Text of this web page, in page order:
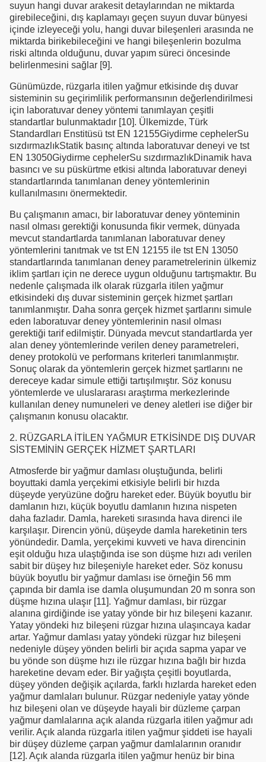
suyun hangi duvar arakesit detaylarından ne miktarda
girebileceğini, dış kaplamayı geçen suyun duvar bünyesi
içinde izleyeceği yolu, hangi duvar bileşenleri arasında ne
miktarda birikebileceğini ve hangi bileşenlerin bozulma
riski altında olduğunu, duvar yapım süreci öncesinde
belirlenmesini sağlar [9].
Günümüzde, rüzgarla itilen yağmur etkisinde dış duvar
sisteminin su geçirimlilik performansının değerlendirilmesi
için laboratuvar deney yöntemi tanımlayan çeşitli
standartlar bulunmaktadır [10]. Ülkemizde, Türk
Standardları Enstitüsü tst EN 12155Giydirme cephelerSu
sızdırmazlıkStatik basınç altında laboratuvar deneyi ve tst
EN 13050Giydirme cephelerSu sızdırmazlıkDinamik hava
basıncı ve su püskürtme etkisi altında laboratuvar deneyi
standartlarında tanımlanan deney yöntemlerinin
kullanılmasını önermektedir.
Bu çalışmanın amacı, bir laboratuvar deney yönteminin
nasıl olması gerektiği konusunda fikir vermek, dünyada
mevcut standartlarda tanımlanan laboratuvar deney
yöntemIerini tanıtmak ve tst EN 12155 ile tst EN 13050
standartlarında tanımlanan deney parametrelerinin ülkemiz
iklim şartları için ne derece uygun olduğunu tartışmaktır. Bu
nedenle çalışmada ilk olarak rüzgarla itilen yağmur
etkisindeki dış duvar sisteminin gerçek hizmet şartları
tanımlanmıştır. Daha sonra gerçek hizmet şartlarını simule
eden laboratuvar deney yöntemlerinin nasıl olması
gerektiği tarif edilmiştir. Dünyada mevcut standartlarda yer
alan deney yöntemlerinde verilen deney parametreleri,
deney protokolü ve performans kriterleri tanımlanmıştır.
Sonuç olarak da yöntemlerin gerçek hizmet şartlarını ne
dereceye kadar simule ettiği tartışılmıştır. Söz konusu
yöntemlerde ve uluslararası araştırma merkezlerinde
kullanılan deney numuneleri ve deney aletleri ise diğer bir
çalışmanın konusu olacaktır.
2. RÜZGARLA İTİLEN YAĞMUR ETKİSİNDE DIŞ DUVAR
SİSTEMİNİN GERÇEK HİZMET ŞARTLARI
Atmosferde bir yağmur damlası oluştuğunda, belirli
boyuttaki damla yerçekimi etkisiyle belirli bir hızda
düşeyde yeryüzüne doğru hareket eder. Büyük boyutlu bir
damlanın hızı, küçük boyutlu damlanın hızına nispeten
daha fazladır. Damla, hareketi sırasında hava direnci ile
karşılaşır. Direncin yönü, düşeyde damla hareketinin ters
yönündedir. Damla, yerçekimi kuvveti ve hava direncinin
eşit olduğu hıza ulaştığında ise son düşme hızı adı verilen
sabit bir düşey hız bileşeniyle hareket eder. Söz konusu
büyük boyutlu bir yağmur damlası ise örneğin 56 mm
çapında bir damla ise damla oluşumundan 20 m sonra son
düşme hızına ulaşır [11]. Yağmur damlası, bir rüzgar
alanına girdiğinde ise yatay yönde bir hız bileşeni kazanır.
Yatay yöndeki hız bileşeni rüzgar hızına ulaşıncaya kadar
artar. Yağmur damlası yatay yöndeki rüzgar hız bileşeni
nedeniyle düşey yönden belirli bir açıda sapma yapar ve
bu yönde son düşme hızı ile rüzgar hızına bağlı bir hızda
hareketine devam eder. Bir yağışta çeşitli boyutlarda,
düşey yönden değişik açılarda, farklı hızlarda hareket eden
yağmur damlaları bulunur. Rüzgar nedeniyle yatay yönde
hız bileşeni olan ve düşeyde hayali bir düzleme çarpan
yağmur damlalarına açık alanda rüzgarla itilen yağmur adı
verilir. Açık alanda rüzgarla itilen yağmur şiddeti ise hayali
bir düşey düzleme çarpan yağmur damlalarının oranıdır
[12]. Açık alanda rüzgarla itilen yağmur henüz bir bina